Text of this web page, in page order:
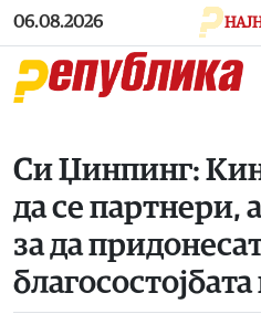
Skip to main content
06.08.2026
Си Џинпинг:
да се партнери,
за да